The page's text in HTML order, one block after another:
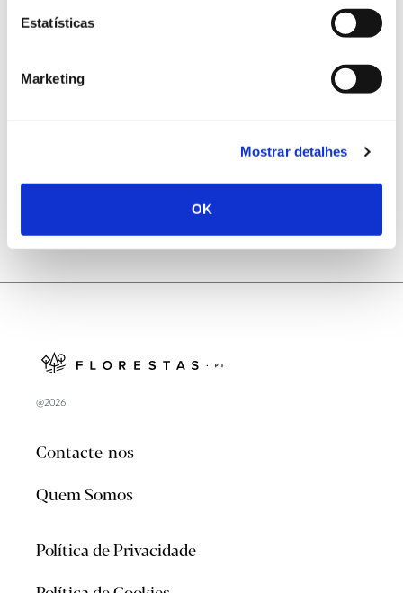
Estatísticas
Marketing
Mostrar detalhes
OK
25.06.2026
Natureza e florestas procuram jovens voluntários
@2026
Contacte-nos
Quem Somos
Política de Privacidade